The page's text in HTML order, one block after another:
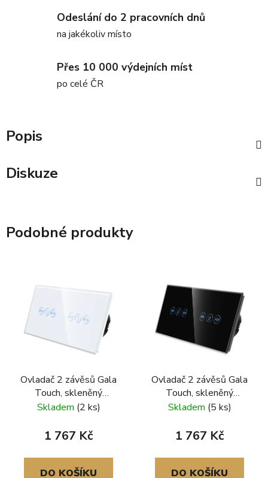
Odeslání do 2 pracovních dnů
na jakékoliv místo
Přes 10 000 výdejních míst
po celé ČR
Popis
Diskuze
Podobné produkty
Ovladač 2 závěsů Gala
Touch, skleněný
rámeček, bílá
Skladem (2 ks)
1 767 Kč
DO KOŠÍKU
Ovladač 2 závěsů Gala
Touch, skleněný
rámeček, černá
Skladem (5 ks)
1 767 Kč
DO KOŠÍKU